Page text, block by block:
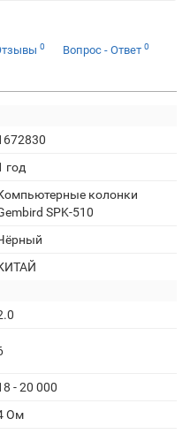
0 Вопрос - Ответ 0
год
колонки
SPK-510
- 20 000
Ом